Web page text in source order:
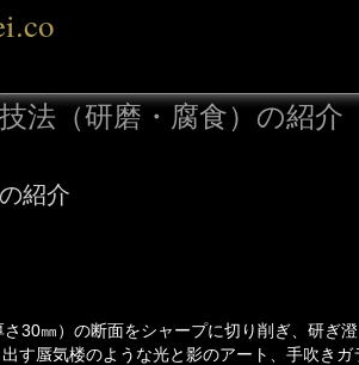
法（研磨・腐食）の紹介
紹介
30㎜）の断面をシャープに切り削ぎ、研ぎ
す蜃気楼のような光と影のアート、手吹きガ